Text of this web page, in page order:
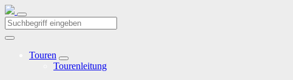
Touren
Tourenleitung